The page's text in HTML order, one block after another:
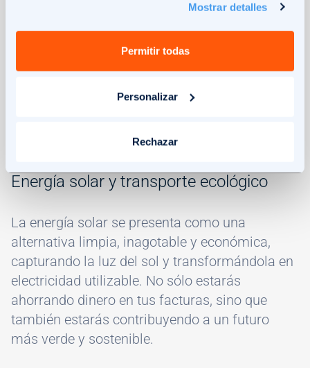
Mostrar detalles
Permitir todas
Personalizar
Rechazar
aparcamiento o preocuparte por las llaves.
Patinetes eléctricos.Es otra de las
alternativas de transporte cada vez más
popular para la movilidad urbana,
Energía solar y transporte ecológico
La energía solar se presenta como una
alternativa limpia, inagotable y económica,
capturando la luz del sol y transformándola en
electricidad utilizable. No sólo estarás
ahorrando dinero en tus facturas, sino que
también estarás contribuyendo a un futuro
más verde y sostenible.